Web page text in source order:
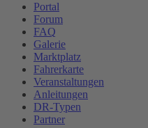
Portal
Forum
FAQ
Galerie
Marktplatz
Fahrerkarte
Veranstaltungen
Anleitungen
DR-Typen
Partner